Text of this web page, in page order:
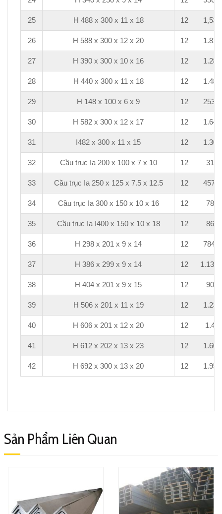
25 H 488 x 300 x 11 x 18 12 1,536
26 H 588 x 300 x 12 x 20 12 1.812
27 H 390 x 300 x 10 x 16 12 1.284
28 H 440 x 300 x 11 x 18 12 1.488
29 H 148 x 100 x 6 x 9 12 253,2
30 H 582 x 300 x 12 x 17 12 1.644
31 I482 x 300 x 11 x 15 12 1.368
32 Cầu trục Ia 200 x 100 x 7 x 10 12 312
33 Cầu trục Ia 250 x 125 x 7.5 x 12.5 12 457,2
34 Cầu trục Ia 300 x 150 x 10 x 16 12 786
35 Cầu trục Ia I400 x 150 x 10 x 18 12 864
36 H 298 x 201 x 9 x 14 12 784,8
37 H 386 x 299 x 9 x 14 12
38 H 404 x 201 x 9 x 15 12 906
39 H 506 x 201 x 11 x 19 12 1.236
40 H 606 x 201 x 12 x 20 12 1.44
41 H 612 x 202 x 13 x 23 12 1.608
42 H 692 x 300 x 13 x 20 12 1.956
Sản Phẩm Liên Quan